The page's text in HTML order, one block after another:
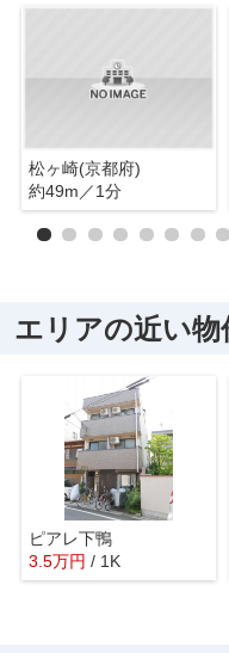
松ヶ崎(京都府)
約49m／1分
エリアの近い物
ピアレ下鴨
3.5万円 / 1K